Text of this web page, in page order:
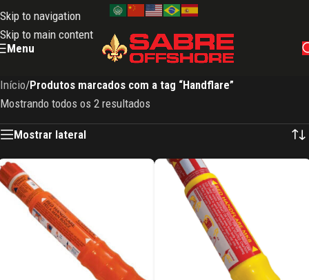
Skip to navigation
Skip to main content
Menu
Início/Produtos marcados com a tag “Handflare”
Mostrando todos os 2 resultados
Mostrar lateral